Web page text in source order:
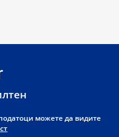
можете да видите